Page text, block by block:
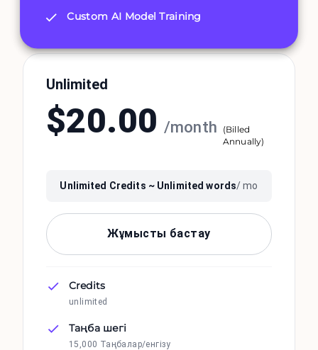
Custom AI Model Training
Unlimited
$20.00 /month (Billed
Annually)
Unlimited Credits ~ Unlimited words/ mo
Жұмысты бастау
Credits
unlimited
Таңба шегі
15,000 Таңбалар/енгізу